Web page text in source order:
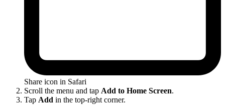
Share icon in Safari
Scroll the menu and tap Add to Home Screen.
Tap Add in the top-right corner.